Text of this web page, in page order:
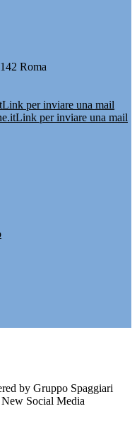
Roma
Link per inviare una mail
Link per inviare una mail
by Gruppo Spaggiari
Social Media